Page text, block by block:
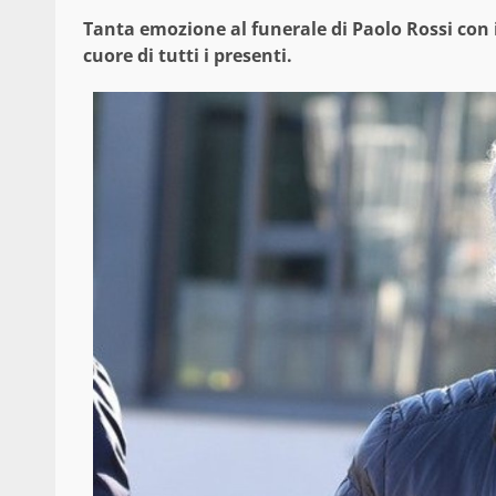
Tanta emozione al funerale di Paolo Rossi
cuore di tutti i presenti.